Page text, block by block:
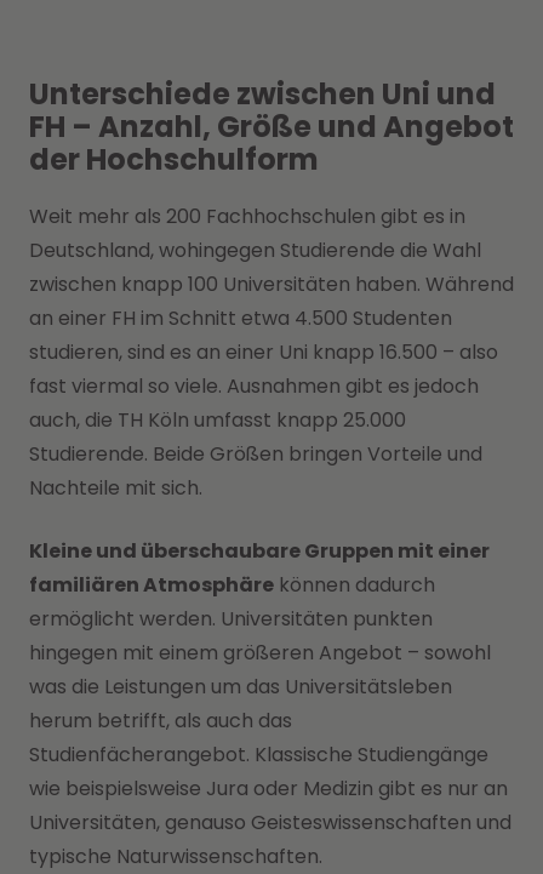
Unterschiede zwischen Uni und
FH – Anzahl, Größe und Angebot
der Hochschulform
Weit mehr als 200 Fachhochschulen gibt es in
Deutschland, wohingegen Studierende die Wahl
zwischen knapp 100 Universitäten haben. Während
an einer FH im Schnitt etwa 4.500 Studenten
studieren, sind es an einer Uni knapp 16.500 – also
fast viermal so viele. Ausnahmen gibt es jedoch
auch, die TH Köln umfasst knapp 25.000
Studierende. Beide Größen bringen Vorteile und
Nachteile mit sich.
Kleine und überschaubare Gruppen mit einer
familiären Atmosphäre können dadurch
ermöglicht werden. Universitäten punkten
hingegen mit einem größeren Angebot – sowohl
was die Leistungen um das Universitätsleben
herum betrifft, als auch das
Studienfächerangebot. Klassische Studiengänge
wie beispielsweise Jura oder Medizin gibt es nur an
Universitäten, genauso Geisteswissenschaften und
typische Naturwissenschaften.